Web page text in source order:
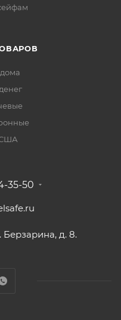
35-50
Берзарина, д. 8.